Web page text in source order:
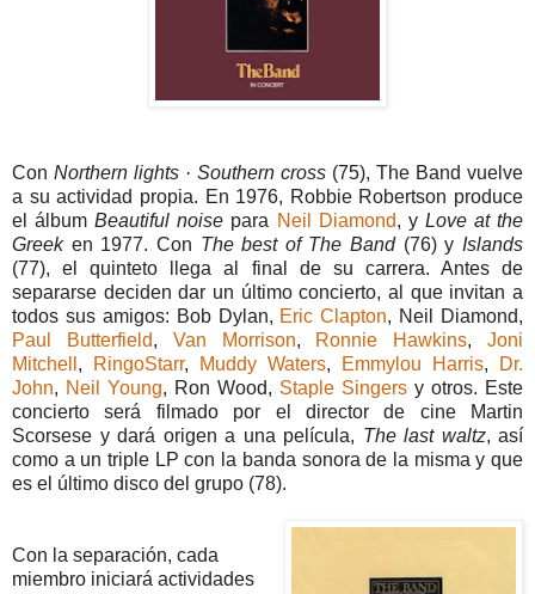
Con Northern lights · Southern cross (75), The Band vuelve
a su actividad propia. En 1976, Robbie Robertson produce
el álbumBeautiful noise para Neil Diamond, y Love at the
Greeken 1977. Con The best of The Band(76) y Islands
(77), el quinteto llega al final de su carrera. Antes de
separarse deciden dar un último concierto, al que invitan a
todos sus amigos: Bob Dylan, Eric Clapton, Neil Diamond,
Paul Butterfield, Van Morrison, Ronnie Hawkins,Joni
Mitchell , RingoStarr, Muddy Waters, Emmylou Harris,
Dr.
John, Neil Young, Ron Wood, Staple Singers y otros. Este
concierto será filmado por el director de cine Martin
Scorsese y dará origen a una película, The last waltz, así
como a un triple LP con la banda sonora de la misma y que
es el último disco del grupo (78).
Con la separación, cada
miembro iniciará actividades